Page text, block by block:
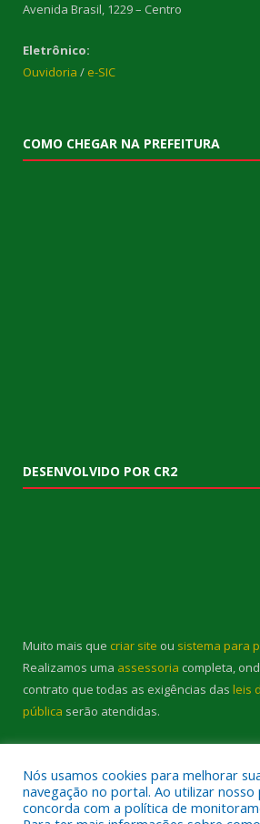
Avenida Brasil, 1229 – Centro
Eletrônico:
Ouvidoria / e-SIC
COMO CHEGAR NA PREFEITURA
DESENVOLVIDO POR CR2
Muito mais que criar site ou sistema para
Realizamos uma assessoria completa,
contrato que todas as exigências das leis
pública serão atendidas.
Nós usamos cookies para melhorar
navegação no portal. Ao utilizar nosso
concorda com a política de